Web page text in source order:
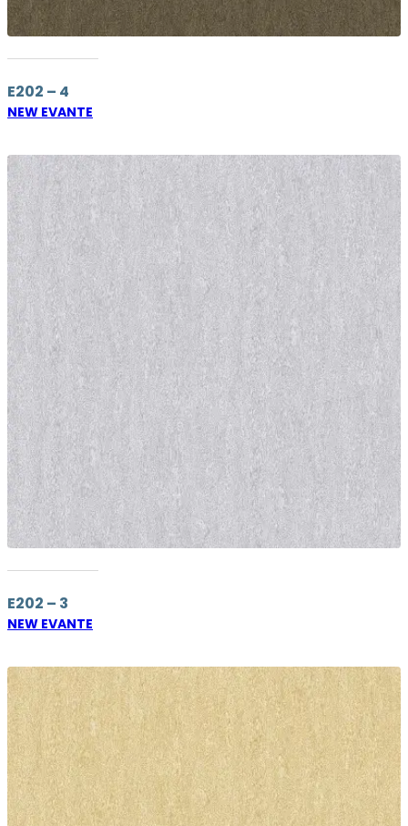
E202 – 4
NEW EVANTE
E202 – 3
NEW EVANTE